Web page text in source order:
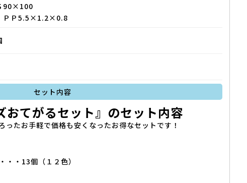
90×100
ＰＰ5.5×1.2×0.8
セット内容
おてがるセット』のセット内容
ったお手軽で価格も安くなったお得なセットです！
・・13個（１２色）